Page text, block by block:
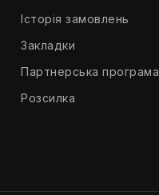
Історія замовлень
Закладки
Партнерська програма
Розсилка